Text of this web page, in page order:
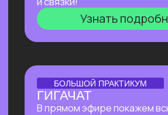
Старт в нейросетях— простое введение
в мир нейросетей. Основные принципы,
полезные рекомендации и советы по работе
с нейросетями для тех, кто делает первые
Нейросети для разработки и IT—
углубленное изучение ИИ для решения
сложных задач: генерации медиаконтента,
глубокого анализа данных, разработки
автономных систем.